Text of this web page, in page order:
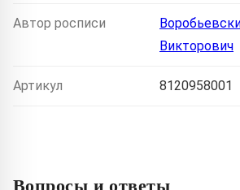
Автор росписи
Викторович
Артикул 8120958001